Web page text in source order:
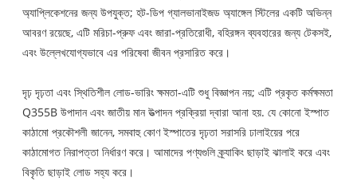
অ্যাপ্লিকেশনের জন্য উপযুক্ত; হট-ডিপ গ্যালভানাইজড অ্যাঙ্গেল স্টিলের একটি অভিন্ন
আবরণ রয়েছে, এটি মরিচা-প্রুফ এবং জারা-প্রতিরোধী, বহিরঙ্গন ব্যবহারের জন্য টেকসই,
এবং উল্লেখযোগ্যভাবে এর পরিষেবা জীবন প্রসারিত করে।
দৃঢ় দৃঢ়তা এবং স্থিতিশীল লোড-ভারিং ক্ষমতা-এটি শুধু বিজ্ঞাপন নয়; এটি প্রকৃত কর্মক্ষমতা
Q355B উপাদান এবং জাতীয় মান উত্পাদন প্রক্রিয়া দ্বারা আনা হয়. যে কোনো ইস্পাত
কাঠামো প্রকৌশলী জানেন, সমবাহু কোণ ইস্পাতের দৃঢ়তা সরাসরি ঢালাইয়ের পরে
কাঠামোগত নিরাপত্তা নির্ধারণ করে। আমাদের পণ্যগুলি ক্র্যাকিং ছাড়াই ঝালাই করে এবং
বিকৃতি ছাড়াই লোড সহ্য করে।